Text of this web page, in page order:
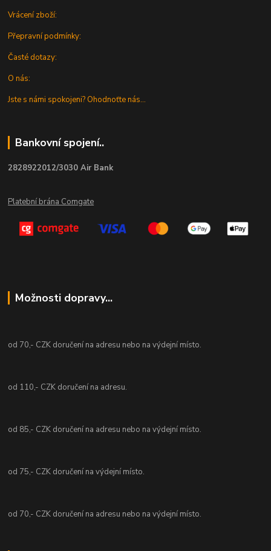
Vrácení zboží:
Přepravní podmínky:
Časté dotazy:
O nás:
Jste s námi spokojeni? Ohodnoťte nás...
Bankovní spojení..
2828922012/3030 Air Bank
Platební brána Comgate
Možnosti dopravy...
od 70,- CZK doručení na adresu nebo na výdejní místo.
od 110,- CZK doručení na adresu.
od 85,- CZK doručení na adresu nebo na výdejní místo.
od 75,- CZK doručení na výdejní místo.
od 70,- CZK doručení na adresu nebo na výdejní místo.